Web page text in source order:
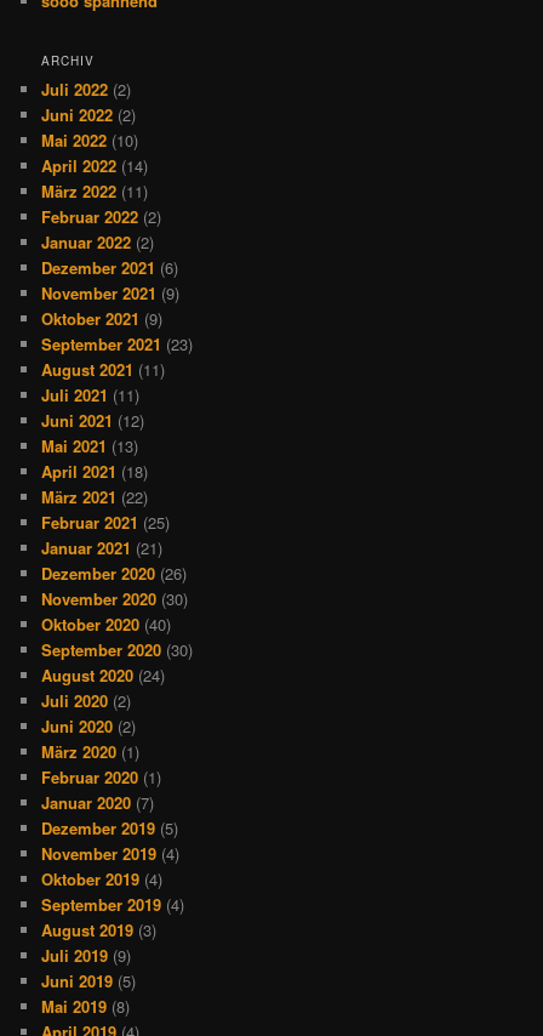
ARCHIV
Juli 2022 (2)
Juni 2022 (2)
Mai 2022 (10)
April 2022 (14)
März 2022 (11)
Februar 2022 (2)
Januar 2022 (2)
Dezember 2021 (6)
November 2021 (9)
Oktober 2021 (9)
September 2021 (23)
August 2021 (11)
Juli 2021 (11)
Juni 2021 (12)
Mai 2021 (13)
April 2021 (18)
März 2021 (22)
Februar 2021 (25)
Januar 2021 (21)
Dezember 2020 (26)
November 2020 (30)
Oktober 2020 (40)
September 2020 (30)
August 2020 (24)
Juli 2020 (2)
Juni 2020 (2)
März 2020 (1)
Februar 2020 (1)
Januar 2020 (7)
Dezember 2019 (5)
November 2019 (4)
Oktober 2019 (4)
September 2019 (4)
August 2019 (3)
Juli 2019 (9)
Juni 2019 (5)
Mai 2019 (8)